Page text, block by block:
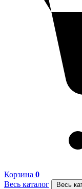
Корзина 0
Весь каталог
Весь